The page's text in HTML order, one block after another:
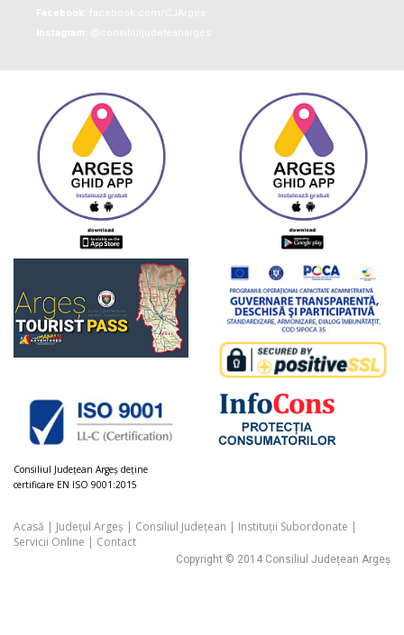
Consiliul Judeţean Argeș deţine
certificare EN ISO 9001:2015
Acasă | Județul Argeș | Consiliul Județean | Instituții Subordonate |
Servicii Online | Contact
Copyright © 2014 Consiliul Județean Argeș